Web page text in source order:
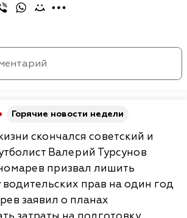
Горячие новости недели
скончался советский и
Валерий Турсунов
призвал лишить
прав на один год
заявил о планах